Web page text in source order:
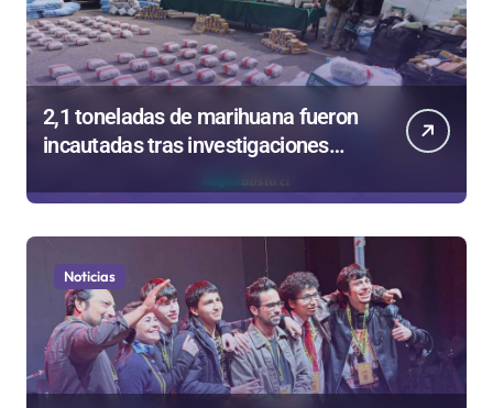
2,1 toneladas de marihuana fueron
incautadas tras investigaciones
Noticias